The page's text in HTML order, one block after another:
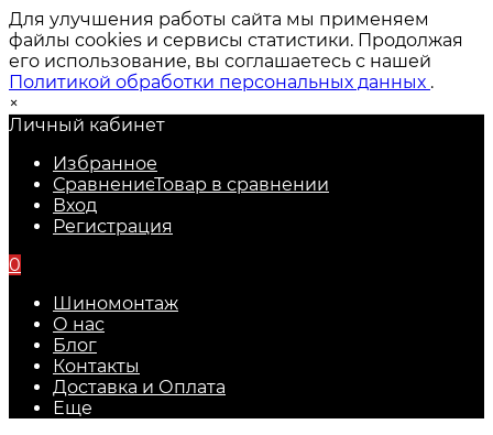
Для улучшения работы сайта мы применяем
файлы cookies и сервисы статистики. Продолжая
его использование, вы соглашаетесь с нашей
Политикой обработки персональных данных .
×
Личный кабинет
Избранное
СравнениеТовар в сравнении
Вход
Регистрация
0
Шиномонтаж
О нас
Блог
Контакты
Доставка и Оплата
Еще